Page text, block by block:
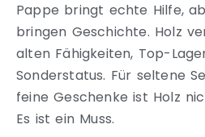
Pappe bringt echte Hilfe,
bringen Geschichte. Holz
alten Fähigkeiten, Top-
Sonderstatus. Für seltene
feine Geschenke ist Holz
Es ist ein Muss.